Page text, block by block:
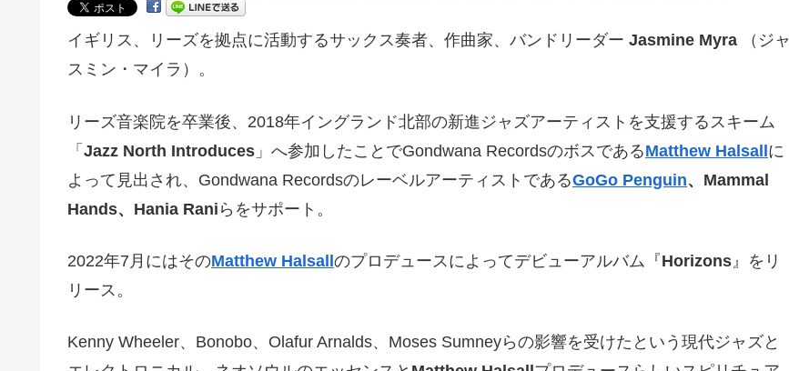
イギリス、リーズを拠点に活動するサックス奏者、作曲家、バンドリーダー Jasmine Myra （ジャ
スミン・マイラ）。
リーズ音楽院を卒業後、2018年イングランド北部の新進ジャズアーティストを支援するスキーム
「 Jazz North Introduces 」へ参加したことでGondwana RecordsのボスであるMatthew Halsallに
よって見出され、Gondwana RecordsのレーベルアーティストであるGoGo Penguin、Mammal
Hands、Hania Rani らをサポート。
2022年7月にはそのMatthew Halsallのプロデュースによってデビューアルバム『Horizons 』をリ
リース。
Kenny Wheeler、Bonobo、Olafur Arnalds、Moses Sumneyらの影響を受けたという現代ジャズと